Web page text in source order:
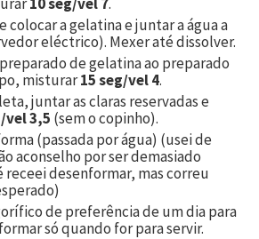
colocar a gelatina e juntar a água a
eléctrico). Mexer até dissolver.
de gelatina ao preparado
misturar15 seg/vel 4.
juntar as claras reservadas e
vel 3,5 (sem o copinho).
(passada por água) (usei de
aconselho por ser demasiado
receei desenformar, mas correu
de preferência de um dia para
só quando for para servir.